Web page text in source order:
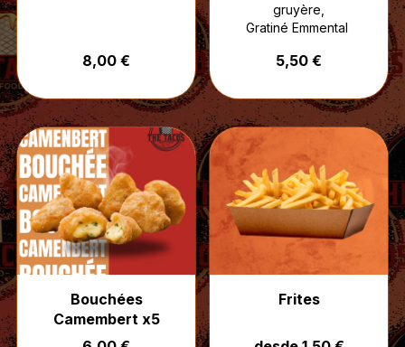
8,00 €
gruyère,
Gratiné Emmental
5,50 €
Bouchées
Camembert x5
Frites